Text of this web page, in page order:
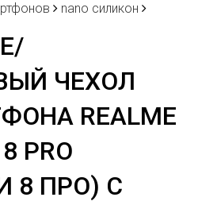
nano силикон
ЧЕХОЛ
REALME
PRO
8 ПРО) С